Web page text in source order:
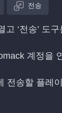
전송
고 ‘전송’ 도
계정을
전송할 플레